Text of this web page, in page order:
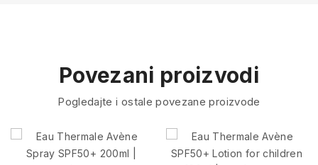
Povezani proizvodi
Pogledajte i ostale povezane proizvode